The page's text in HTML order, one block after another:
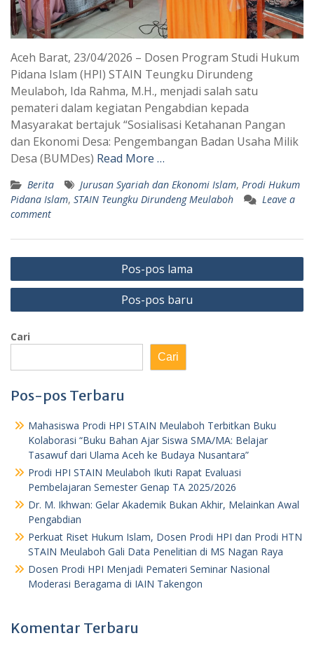
Aceh Barat, 23/04/2026 – Dosen Program Studi Hukum
Pidana Islam (HPI) STAIN Teungku Dirundeng
Meulaboh, Ida Rahma, M.H., menjadi salah satu
pemateri dalam kegiatan Pengabdian kepada
Masyarakat bertajuk “Sosialisasi Ketahanan Pangan
dan Ekonomi Desa: Pengembangan Badan Usaha Milik
Desa (BUMDes) Read More …
Berita Jurusan Syariah dan Ekonomi Islam, Prodi Hukum
Pidana Islam, STAIN Teungku Dirundeng Meulaboh
Leave a
comment
Navigasi
pos
Pos-pos lama
Pos-pos baru
Cari
Cari
Pos-pos Terbaru
Mahasiswa Prodi HPI STAIN Meulaboh Terbitkan Buku
Kolaborasi “Buku Bahan Ajar Siswa SMA/MA: Belajar
Tasawuf dari Ulama Aceh ke Budaya Nusantara”
Prodi HPI STAIN Meulaboh Ikuti Rapat Evaluasi
Pembelajaran Semester Genap TA 2025/2026
Dr. M. Ikhwan: Gelar Akademik Bukan Akhir, Melainkan Awal
Pengabdian
Perkuat Riset Hukum Islam, Dosen Prodi HPI dan Prodi HTN
STAIN Meulaboh Gali Data Penelitian di MS Nagan Raya
Dosen Prodi HPI Menjadi Pemateri Seminar Nasional
Moderasi Beragama di IAIN Takengon
Komentar Terbaru